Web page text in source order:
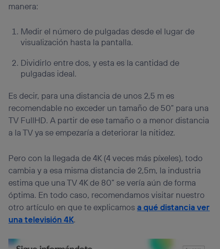
manera:
Medir el número de pulgadas desde el lugar de
visualización hasta la pantalla.
Dividirlo entre dos, y esta es la cantidad de
pulgadas ideal.
Es decir, para una distancia de unos 2,5 m es
recomendable no exceder un tamaño de 50” para una
TV FullHD. A partir de ese tamaño o a menor distancia
a la TV ya se empezaría a deteriorar la nitidez.
Pero con la llegada de 4K (4 veces más píxeles), todo
cambia y a esa misma distancia de 2,5m, la industria
estima que una TV 4K de 80” se vería aún de forma
óptima. En todo caso, recomendamos visitar nuestro
otro artículo en que te explicamosa qué distancia ver
una televisión 4K.